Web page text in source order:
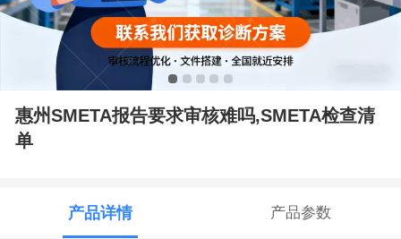
惠州SMETA报告要求审核难吗,SMETA检查清
单
产品详情 产品参数